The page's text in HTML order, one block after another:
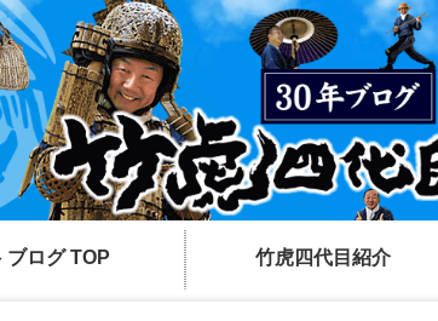
ブログ TOP 竹虎四代目紹介